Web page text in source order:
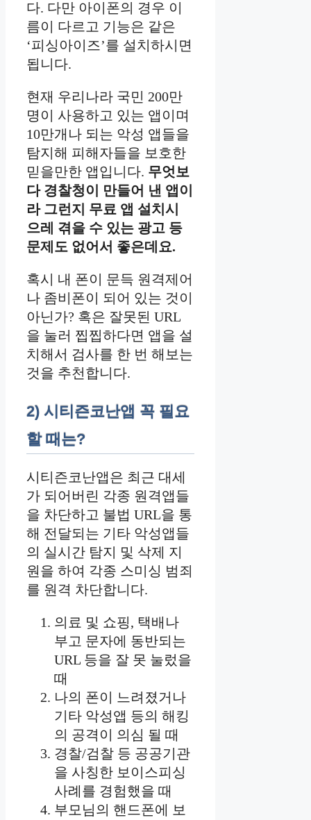
다. 다만 아이폰의 경우 이
름이 다르고 기능은 같은
‘피싱아이즈’를 설치하시면
됩니다.
현재 우리나라 국민 200만
명이 사용하고 있는 앱이며
10만개나 되는 악성 앱들을
탐지해 피해자들을 보호한
믿을만한 앱입니다. 무엇보
다 경찰청이 만들어 낸 앱이
라 그런지 무료 앱 설치시
으레 겪을 수 있는 광고 등
문제도 없어서 좋은데요.
혹시 내 폰이 문득 원격제어
나 좀비폰이 되어 있는 것이
아닌가? 혹은 잘못된 URL
을 눌러 찝찝하다면 앱을 설
치해서 검사를 한 번 해보는
것을 추천합니다.
2) 시티즌코난앱 꼭 필요
할 때는?
시티즌코난앱은 최근 대세
가 되어버린 각종 원격앱들
을 차단하고 불법 URL을 통
해 전달되는 기타 악성앱들
의 실시간 탐지 및 삭제 지
원을 하여 각종 스미싱 범죄
를 원격 차단합니다.
의료 및 쇼핑, 택배나
부고 문자에 동반되는
URL 등을 잘 못 눌렀을
때
나의 폰이 느려졌거나
기타 악성앱 등의 해킹
의 공격이 의심 될 때
경찰/검찰 등 공공기관
을 사칭한 보이스피싱
사례를 경험했을 때
부모님의 핸드폰에 보